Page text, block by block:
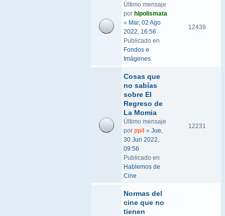
Último mensaje
por hipolismata
« Mar, 02 Ago
2022, 16:56
Publicado en
Fondos e
Imágenes
12439
Cosas que
no sabías
sobre El
Regreso de
La Momia
Último mensaje
por pp4 « Jue,
30 Jun 2022,
09:56
Publicado en
Hablemos de
Cine
12231
Normas del
cine que no
tienen